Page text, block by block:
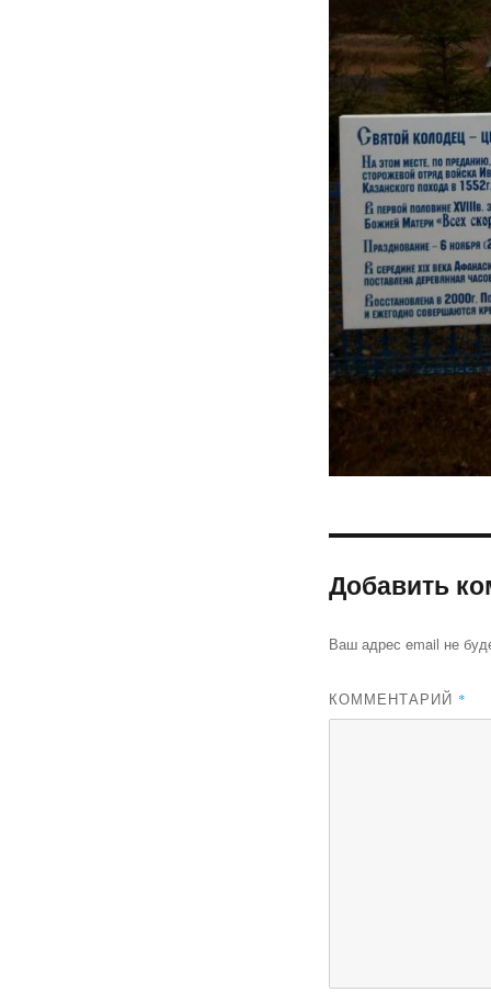
Добавить
Ваш адрес email не
КОММЕНТАРИЙ *